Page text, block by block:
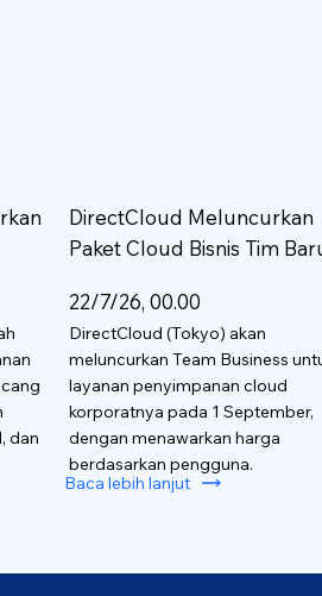
dan
DirectCloud Meluncurkan
Paket Cloud Bisnis Tim
22/7/26, 00.00
DirectCloud (Tokyo) akan
meluncurkan Team Business
layanan penyimpanan cloud
korporatnya pada 1 September,
dengan menawarkan harga
berdasarkan pengguna.
Baca lebih lanjut